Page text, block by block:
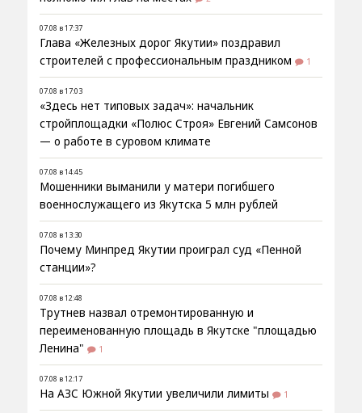
07.08 в 17:37
Глава «Железных дорог Якутии» поздравил
строителей с профессиональным праздником
1
07.08 в 17:03
«Здесь нет типовых задач»: начальник
стройплощадки «Полюс Строя» Евгений Самсонов
— о работе в суровом климате
07.08 в 14:45
Мошенники выманили у матери погибшего
военнослужащего из Якутска 5 млн рублей
07.08 в 13:30
Почему Минпред Якутии проиграл суд «Пенной
станции»?
07.08 в 12:48
Трутнев назвал отремонтированную и
переименованную площадь в Якутске "площадью
Ленина"
1
07.08 в 12:17
На АЗС Южной Якутии увеличили лимиты 1